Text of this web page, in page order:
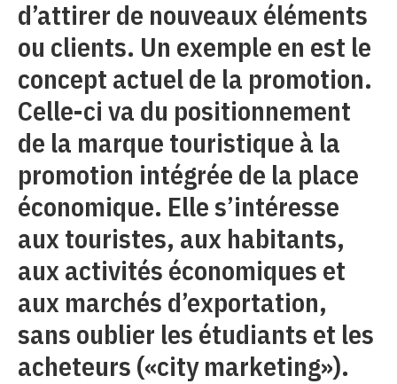
d’attirer de nouveaux éléments
ou clients. Un exemple en est le
concept actuel de la promotion.
Celle-ci va du positionnement
de la marque touristique à la
promotion intégrée de la place
économique. Elle s’intéresse
aux touristes, aux habitants,
aux activités économiques et
aux marchés d’exportation,
sans oublier les étudiants et les
acheteurs («city marketing»).